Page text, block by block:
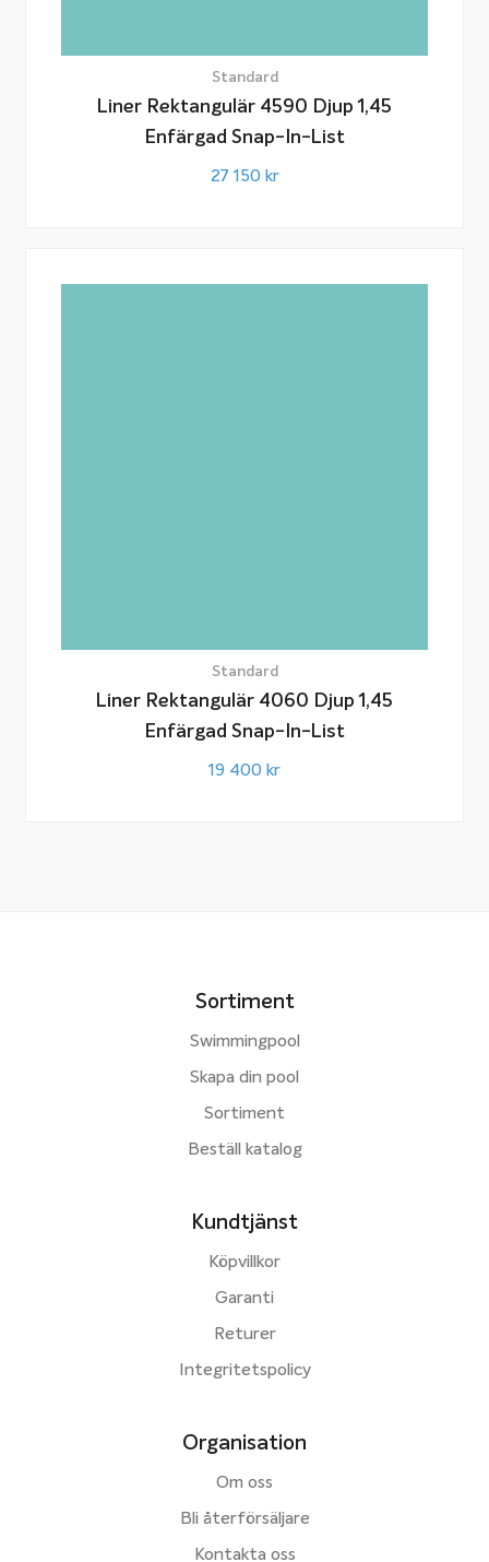
Standard
Liner Rektangulär 4590 Djup 1,45
Enfärgad Snap-In-List
27 150 kr
Standard
Liner Rektangulär 4060 Djup 1,45
Enfärgad Snap-In-List
19 400 kr
Sortiment
Swimmingpool
Skapa din pool
Sortiment
Beställ katalog
Kundtjänst
Köpvillkor
Garanti
Returer
Integritetspolicy
Organisation
Om oss
Bli återförsäljare
Kontakta oss